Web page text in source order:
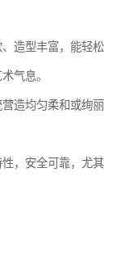
造型丰富，能轻松
气息。
造均匀柔和或绚丽
，安全可靠，尤其